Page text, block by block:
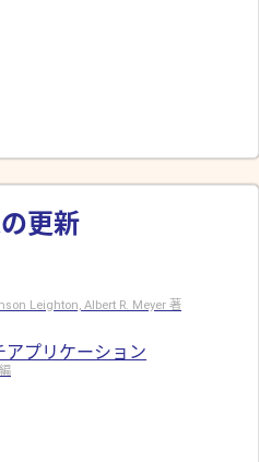
更新
Leighton, Albert R. Meyer 著
プリケーション